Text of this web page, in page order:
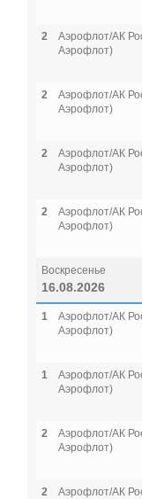
2
Аэрофлот/АК
Аэрофлот)
2
Аэрофлот/АК
Аэрофлот)
2
Аэрофлот/АК
Аэрофлот)
2
Аэрофлот/АК
Аэрофлот)
Воскресенье
16.08.2026
1
Аэрофлот/АК
Аэрофлот)
1
Аэрофлот/АК
Аэрофлот)
2
Аэрофлот/АК
Аэрофлот)
2
Аэрофлот/АК